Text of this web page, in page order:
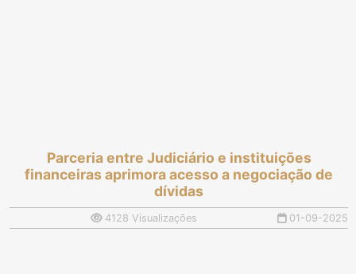
Parceria entre Judiciário e instituições
financeiras aprimora acesso a negociação de
dívidas
4128 Visualizações 01-09-2025